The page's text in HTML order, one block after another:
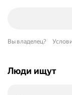
Вы владелец?
Люди ищут